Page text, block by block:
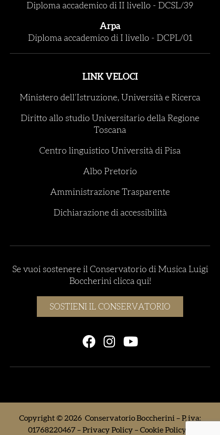
Diploma accademico di II livello - DCSL/39
Arpa
Diploma accademico di I livello - DCPL/01
LINK VELOCI
Ministero dell’Istruzione, Università e Ricerca
Diritto allo studio Universitario della Regione
Toscana
Centro linguistico Università di Pisa
Albo Pretorio
Amministrazione Trasparente
Dichiarazione di accessibilità
Se vuoi sostenere il Conservatorio di Musica Luigi
Boccherini clicca qui!
SOSTIENI IL CONSERVATORIO
Copyright © 2026 Conservatorio Boccherini – P. iva:
01768220467 –Privacy Policy–Cookie Policy